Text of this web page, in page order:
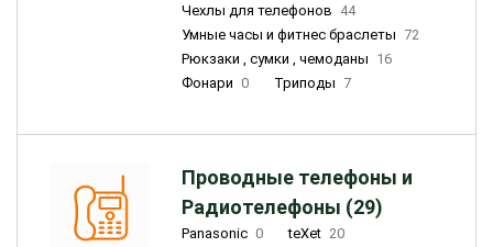
Чехлы для телефонов 44
Умные часы и фитнес браслеты 72
Рюкзаки , сумки , чемоданы 16
Фонари 0 Триподы 7
Проводные телефоны и
Радиотелефоны (29)
Panasonic 0 teXet 20